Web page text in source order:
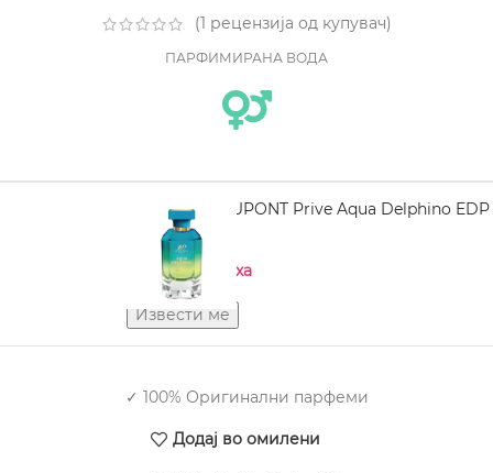
(1 рецензија од купувач)
ПАРФИМИРАНА ВОДА
JEAN PAUL DUPONT Prive Aqua Delphino EDP
100 ml
Нема на залиха
✓ 100% Оригинални парфеми
Додај во омилени